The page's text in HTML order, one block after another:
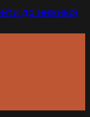
до нижньої